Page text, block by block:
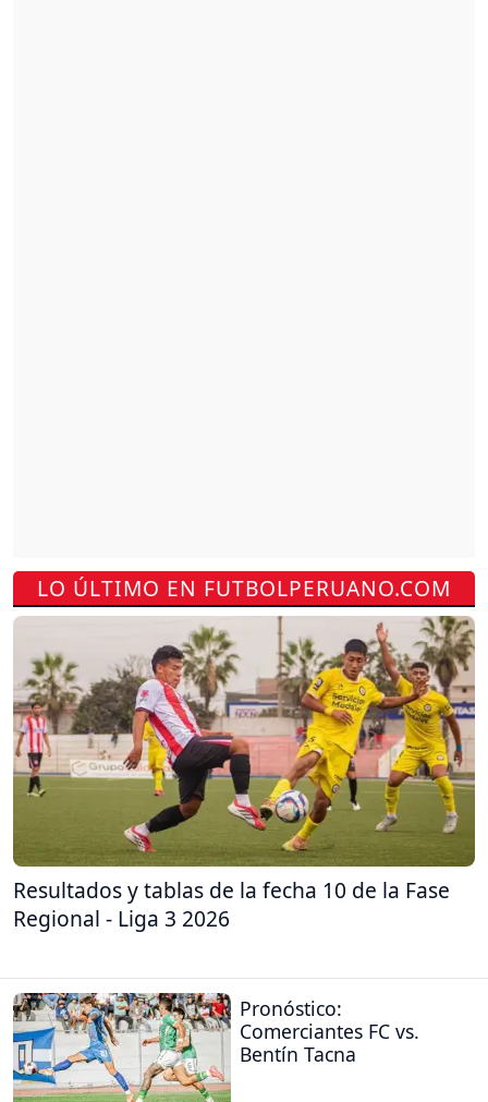
LO ÚLTIMO EN FUTBOLPERUANO.COM
Resultados y tablas de la fecha 10 de la Fase
Regional - Liga 3 2026
Pronóstico:
Comerciantes FC vs.
Bentín Tacna